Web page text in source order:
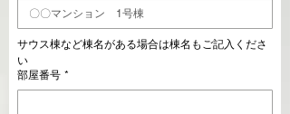
サウス棟など棟名がある場合は棟名もご記入くださ
い
部屋番号 *